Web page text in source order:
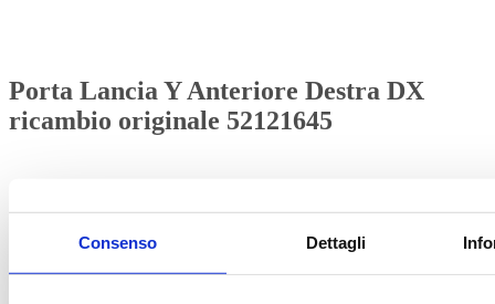
Consenso Dettagli
Porta Lancia Y Anteriore Destra DX
ricambio originale 52121645
Per maggiori informazioni su IVA e fatturazione clicca qui